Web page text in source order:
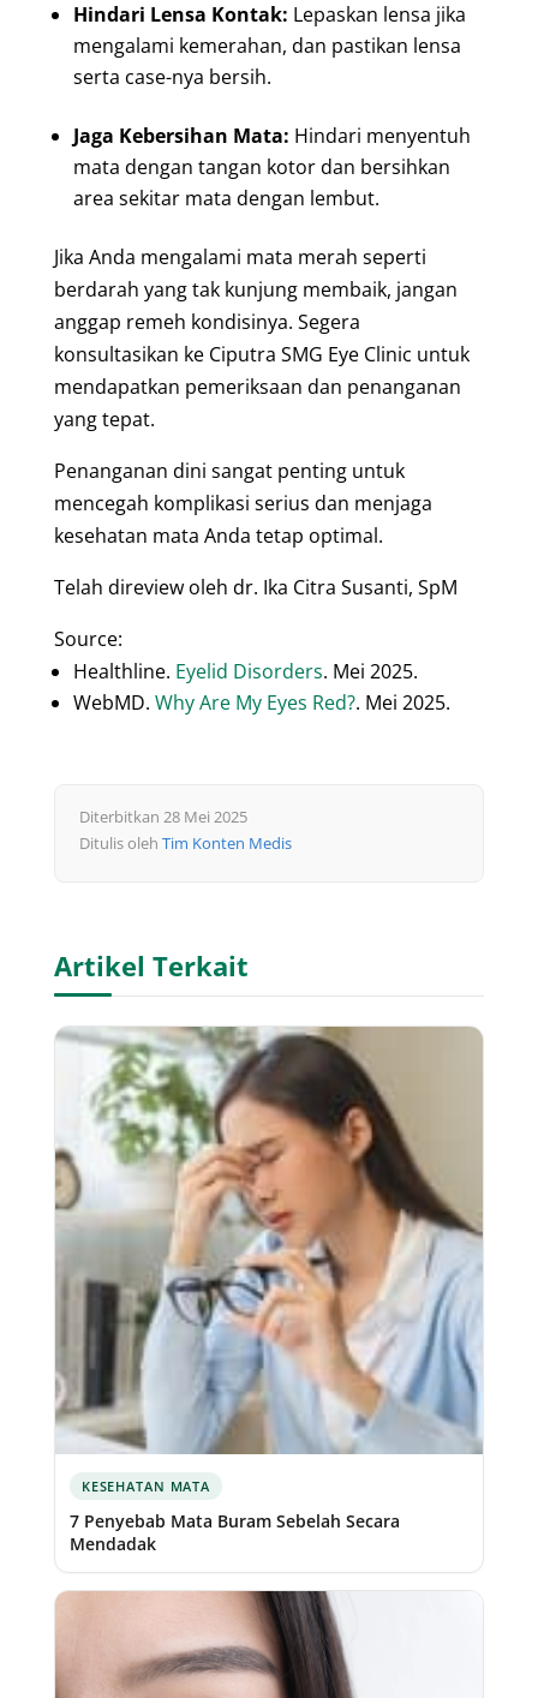
Hindari Lensa Kontak: Lepaskan lensa jika
mengalami kemerahan, dan pastikan lensa
serta case-nya bersih.
Jaga Kebersihan Mata: Hindari menyentuh
mata dengan tangan kotor dan bersihkan
area sekitar mata dengan lembut.
Jika Anda mengalami mata merah seperti
berdarah yang tak kunjung membaik, jangan
anggap remeh kondisinya. Segera
konsultasikan ke Ciputra SMG Eye Clinic untuk
mendapatkan pemeriksaan dan penanganan
yang tepat.
Penanganan dini sangat penting untuk
mencegah komplikasi serius dan menjaga
kesehatan mata Anda tetap optimal.
Telah direview oleh dr. Ika Citra Susanti, SpM
Source:
Healthline. Eyelid Disorders. Mei 2025.
WebMD. Why Are My Eyes Red?. Mei 2025.
Diterbitkan 28 Mei 2025
Ditulis oleh Tim Konten Medis
Artikel Terkait
KESEHATAN MATA
7 Penyebab Mata Buram Sebelah Secara
Mendadak